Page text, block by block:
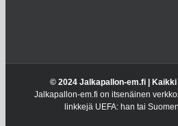
© 2024 Jalkapallon-em.fi |
Jalkapallon-em.fi on itsenäinen
linkkejä UEFA: han tai